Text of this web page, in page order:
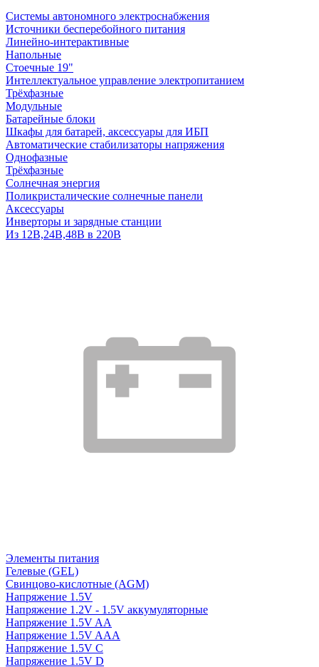
Системы автономного электроснабжения
Источники бесперебойного питания
Линейно-интерактивные
Напольные
Стоечные 19"
Интеллектуальное управление электропитанием
Трёхфазные
Модульные
Батарейные блоки
Шкафы для батарей, аксессуары для ИБП
Автоматические стабилизаторы напряжения
Однофазные
Трёхфазные
Солнечная энергия
Поликристалические солнечные панели
Аксессуары
Инверторы и зарядные станции
Из 12В,24В,48В в 220В
Элементы питания
Гелевые (GEL)
Свинцово-кислотные (AGM)
Напряжение 1.5V
Напряжение 1.2V - 1.5V аккумуляторные
Напряжение 1.5V AA
Напряжение 1.5V AAA
Напряжение 1.5V C
Напряжение 1.5V D